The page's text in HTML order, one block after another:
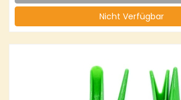
Nicht Verfügbar